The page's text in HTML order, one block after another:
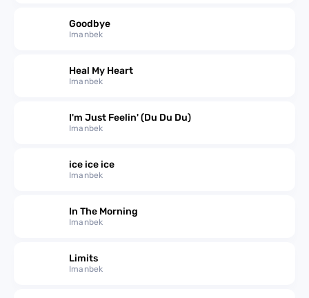
Goodbye
Imanbek
Heal My Heart
Imanbek
I'm Just Feelin' (Du Du Du)
Imanbek
ice ice ice
Imanbek
In The Morning
Imanbek
Limits
Imanbek